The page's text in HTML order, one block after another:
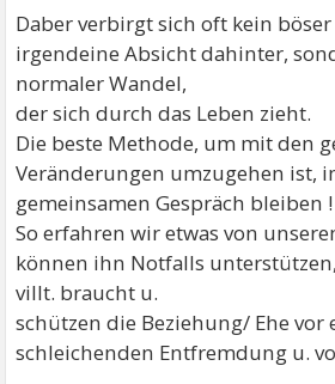
Daber verbirgt sich oft kein
irgendeine Absicht dahinter,
normaler Wandel,
der sich durch das Leben zieht.
Die beste Methode, um mit den
Veränderungen umzugehen ist,
gemeinsamen Gespräch bleiben !
So erfahren wir etwas von
können ihn Notfalls
villt. braucht u.
schützen die Beziehung/ Ehe vor
schleichenden Entfremdung u.